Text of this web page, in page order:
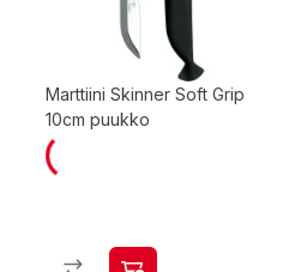
Marttiini Skinner Soft Grip
10cm puukko